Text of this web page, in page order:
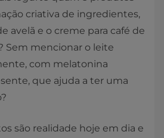
criativa de ingredientes,
avelã e o creme para café de
Sem mencionar o leite
com melatonina
que ajuda a ter uma
são realidade hoje em dia e